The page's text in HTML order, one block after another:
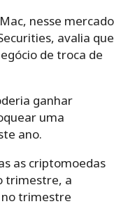
nesse mercado
avalia que
de troca de
ganhar
uma
ano.
as criptomoedas
trimestre, a
no trimestre